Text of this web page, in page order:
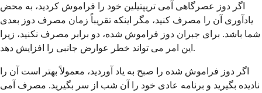
اگر دوز عصرگاهی آمی تریپتیلین خود را فراموش کردید، به محض
یادآوری آن را مصرف کنید، مگر اینکه تقریباً زمان مصرف دوز بعدی
شما باشد. برای جبران دوز فراموش شده، دو برابر مصرف نکنید، زیرا
این امر می تواند خطر عوارض جانبی را افزایش دهد.
اگر دوز فراموش شده را صبح به یاد آوردید، معمولاً بهتر است آن را
نادیده بگیرید و برنامه عادی خود را آن شب از سر بگیرید. مصرف آمی